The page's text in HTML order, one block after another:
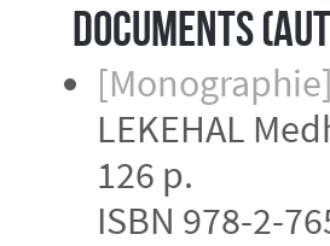
Documents
[Monographie]
LEKEHAL
126 p.
ISBN 978-2-